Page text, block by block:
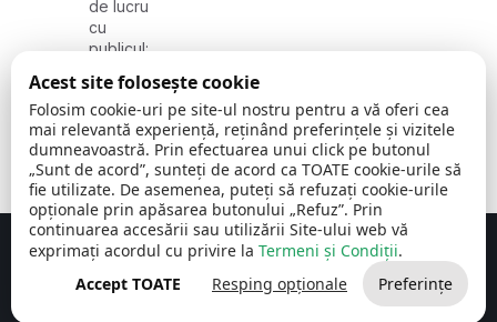
de lucru
cu
publicul:
08:00 -
16:30
, vineri:
08:00 -
14:00
Comuna Cerchezu © 2026Toate drepturile rezervate
Concept realizat de Big Media Relații Publice SRL
Acest site folosește cookie
Folosim cookie-uri pe site-ul nostru pentru a vă oferi cea
mai relevantă experiență, reținând preferințele și vizitele
dumneavoastră. Prin efectuarea unui click pe butonul
„Sunt de acord”, sunteți de acord ca TOATE cookie-urile să
fie utilizate. De asemenea, puteți să refuzați cookie-urile
opționale prin apăsarea butonului „Refuz”. Prin
continuarea accesării sau utilizării Site-ului web vă
exprimați acordul cu privire la Termeni și Condiții.
Accept TOATE
Resping opționale Preferințe